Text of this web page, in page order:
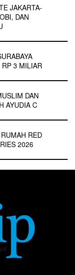
JAKARTA-
DAN
RP 3 MILIAR
DAN
AYUDIA C
RED
2026